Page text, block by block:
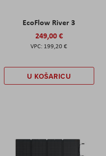
EcoFlow River 3
249,00 €
199,20 €
U KOŠARICU